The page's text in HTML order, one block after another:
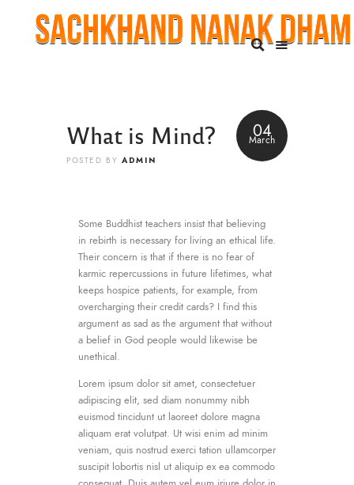
04
March
What is Mind?
POSTED BYADMIN
Some Buddhist teachers insist that believing
in rebirth is necessary for living an ethical life.
Their concern is that if there is no fear of
karmic repercussions in future lifetimes, what
keeps hospice patients, for example, from
overcharging their credit cards? I find this
argument as sad as the argument that without
a belief in God people would likewise be
unethical.
Lorem ipsum dolor sit amet, consectetuer
adipiscing elit, sed diam nonummy nibh
euismod tincidunt ut laoreet dolore magna
aliquam erat volutpat. Ut wisi enim ad minim
veniam, quis nostrud exerci tation ullamcorper
suscipit lobortis nisl ut aliquip ex ea commodo